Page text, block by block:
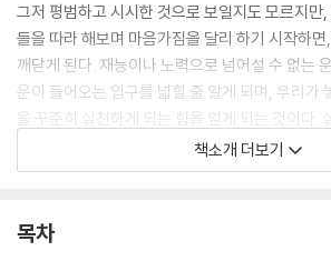
그저 평범하고 시시한 것으로 보일지도 모르지만
들을 따라 해보며 마음가짐을 달리 하기 시작하
깨닫게 된다. 재능이나 노력으로 넘어설 수 없는
운이 들어오는 입구를 넓힐 줄 알게 되며, 우리가
을 꾸준히 실천하게 되는 힘을 얻게 되는 것이다.
살고 있는 방식대로 살 수 있게 된다는 말이다. 운
때란 없다. 새로운 옷으로 갈아입은 『부자의 운』
책소개 더보기
목차